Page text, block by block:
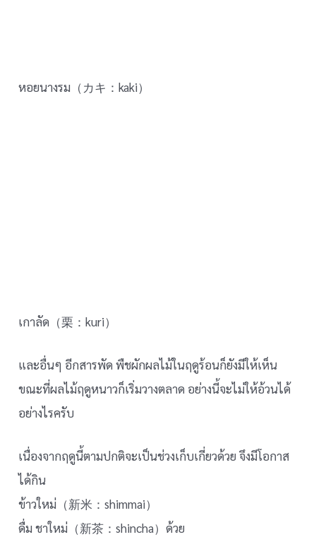
หอยนางรม（カキ：kaki）
เกาลัด（栗：kuri）
และอื่นๆ อีกสารพัด พืชผักผลไม้ในฤดูร้อนก็ยังมีให้เห็น
ขณะที่ผลไม้ฤดูหนาวก็เริ่มวางตลาด อย่างนี้จะไม่ให้อ้วนได้
อย่างไรครับ
เนื่องจากฤดูนี้ตามปกติจะเป็นช่วงเก็บเกี่ยวด้วย จึงมีโอกาส
ได้กิน
ข้าวใหม่（新米：shimmai）
ดื่ม ชาใหม่（新茶：shincha）ด้วย